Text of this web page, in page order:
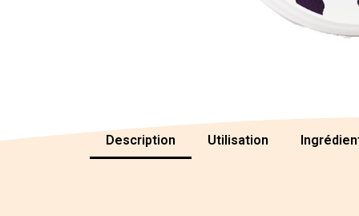
Description Utilisation